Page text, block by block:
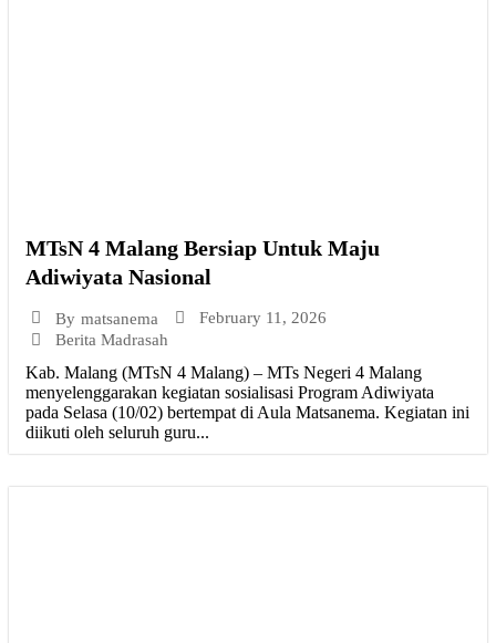
MTsN 4 Malang Bersiap Untuk Maju
Adiwiyata Nasional
By matsanema
February 11, 2026
Berita Madrasah
Kab. Malang (MTsN 4 Malang) – MTs Negeri 4 Malang
menyelenggarakan kegiatan sosialisasi Program Adiwiyata
pada Selasa (10/02) bertempat di Aula Matsanema. Kegiatan ini
diikuti oleh seluruh guru...